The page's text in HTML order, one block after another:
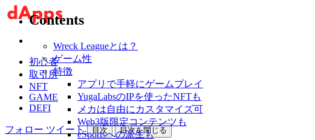
初心者
取引所
NFT
GAME
DEFI
フォロー ツイート 目次 目次を閉じる
Contents
Wreck Leagueとは？
ゲーム性
特徴
アプリで手軽にゲームプレイ
YugaLabsのIPを使ったNFTも
メカは自由にカスタマイズ可
Web3版限定コンテンツも
eSportsへの派生も